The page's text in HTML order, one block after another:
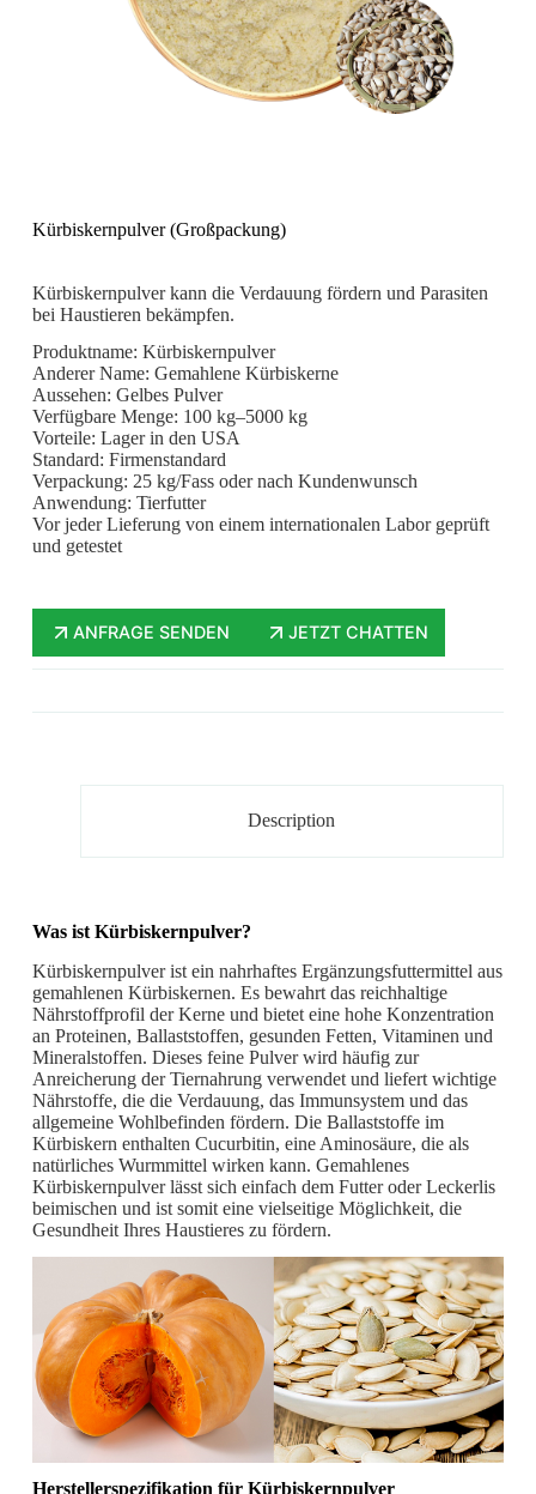
Kürbiskernpulver (Großpackung)
Kürbiskernpulver kann die Verdauung fördern und Parasiten
bei Haustieren bekämpfen.
Produktname: Kürbiskernpulver
Anderer Name: Gemahlene Kürbiskerne
Aussehen: Gelbes Pulver
Verfügbare Menge: 100 kg–5000 kg
Vorteile: Lager in den USA
Standard: Firmenstandard
Verpackung: 25 kg/Fass oder nach Kundenwunsch
Anwendung: Tierfutter
Vor jeder Lieferung von einem internationalen Labor geprüft
und getestet
ANFRAGE SENDEN JETZT CHATTEN
Description
Was ist Kürbiskernpulver?
Kürbiskernpulver ist ein nahrhaftes Ergänzungsfuttermittel aus
gemahlenen Kürbiskernen. Es bewahrt das reichhaltige
Nährstoffprofil der Kerne und bietet eine hohe Konzentration
an Proteinen, Ballaststoffen, gesunden Fetten, Vitaminen und
Mineralstoffen. Dieses feine Pulver wird häufig zur
Anreicherung der Tiernahrung verwendet und liefert wichtige
Nährstoffe, die die Verdauung, das Immunsystem und das
allgemeine Wohlbefinden fördern. Die Ballaststoffe im
Kürbiskern enthalten Cucurbitin, eine Aminosäure, die als
natürliches Wurmmittel wirken kann. Gemahlenes
Kürbiskernpulver lässt sich einfach dem Futter oder Leckerlis
beimischen und ist somit eine vielseitige Möglichkeit, die
Gesundheit Ihres Haustieres zu fördern.
Herstellerspezifikation für Kürbiskernpulver